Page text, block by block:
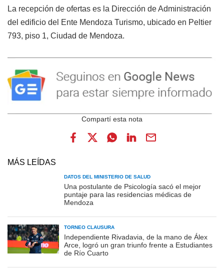
La recepción de ofertas es la Dirección de Administración
del edificio del Ente Mendoza Turismo, ubicado en Peltier
793, piso 1, Ciudad de Mendoza.
MÁS LEÍDAS
DATOS DEL MINISTERIO DE SALUD
Una postulante de Psicología sacó el mejor
puntaje para las residencias médicas de
Mendoza
TORNEO CLAUSURA
Independiente Rivadavia, de la mano de Álex
Arce, logró un gran triunfo frente a Estudiantes
de Río Cuarto